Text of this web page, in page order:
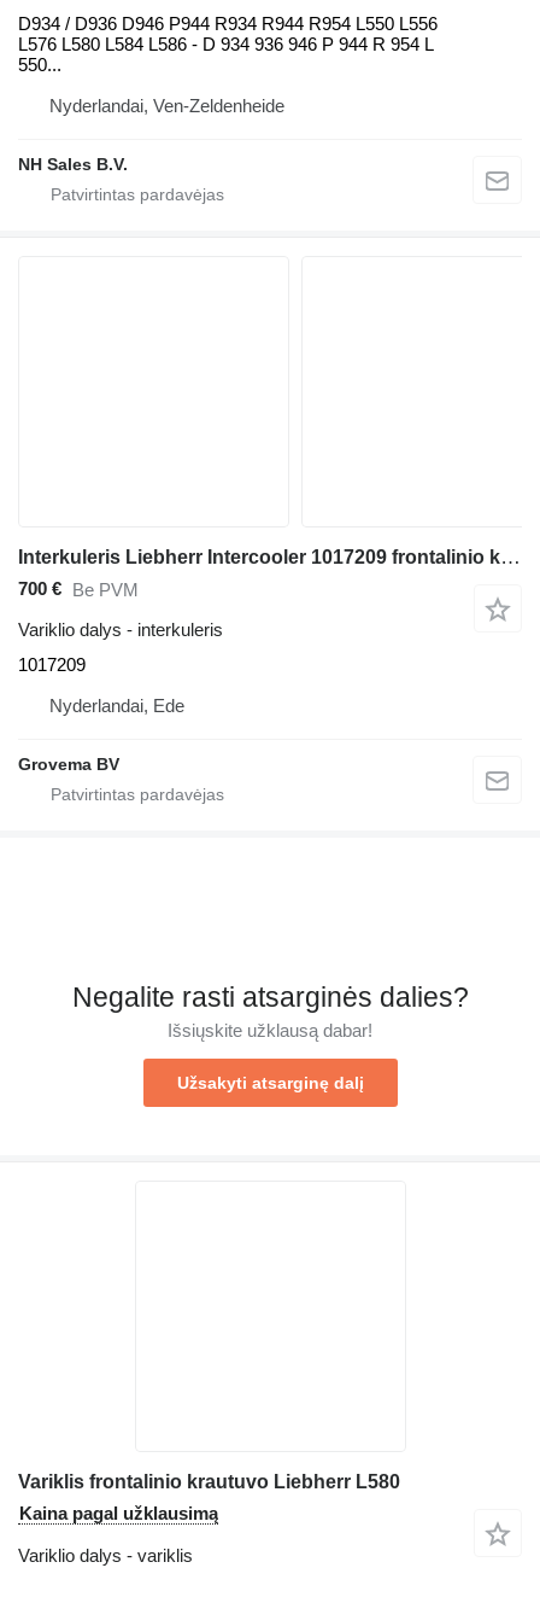
D934 / D936 D946 P944 R934 R944 R954 L550 L556
L576 L580 L584 L586 - D 934 936 946 P 944 R 954 L
550...
Nyderlandai, Ven-Zeldenheide
NH Sales B.V.
Interkuleris Liebherr Intercooler 1017209 frontalinio krautuvo Liebherr L580 / L576 / L566
700 € Be PVM
Variklio dalys - interkuleris
1017209
Nyderlandai, Ede
Grovema BV
Negalite rasti atsarginės dalies?
Išsiųskite užklausą dabar!
Užsakyti atsarginę dalį
Variklis frontalinio krautuvo Liebherr L580
Kaina pagal užklausimą
Variklio dalys - variklis